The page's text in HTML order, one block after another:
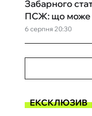
6 серпня 20:30
Забарного
ПСЖ: що може
ЕКСКЛЮЗИВ